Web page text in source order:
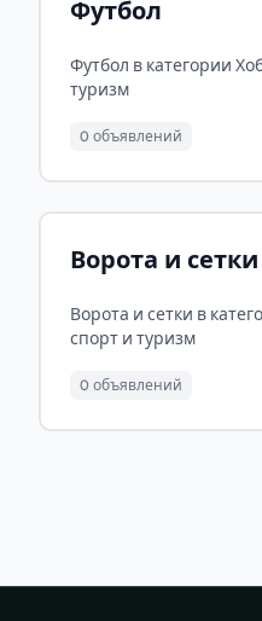
Футбол
Футбол в категории
туризм
0 объявлений
Ворота и сетки
Ворота и сетки в
спорт и туризм
0 объявлений